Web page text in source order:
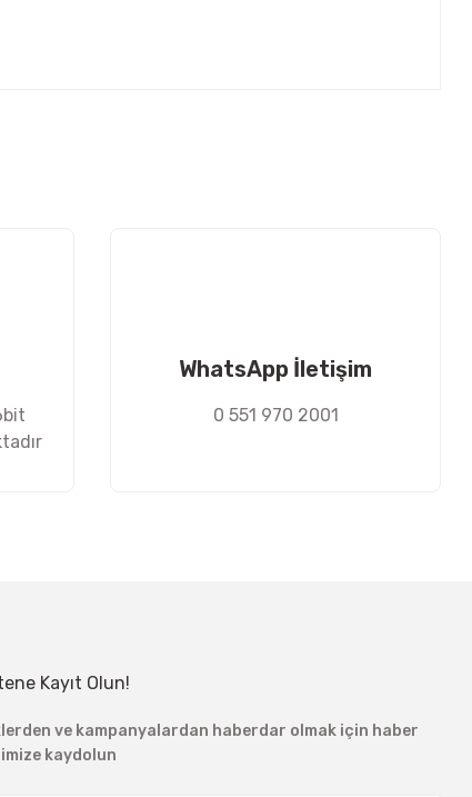
WhatsApp İletişim
0 551 970 2001
Kayıt Olun!
ve kampanyalardan haberdar olmak için haber
kaydolun